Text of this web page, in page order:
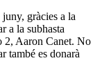
gràcies a la
a la subhasta
2, Aaron Canet. No
també es donarà